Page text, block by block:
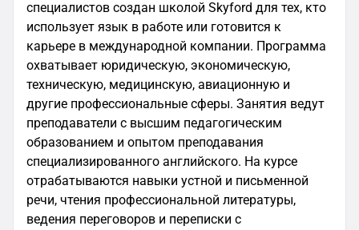
специалистов создан школой Skyford для тех, кто
использует язык в работе или готовится к
карьере в международной компании. Программа
охватывает юридическую, экономическую,
техническую, медицинскую, авиационную и
другие профессиональные сферы. Занятия ведут
преподаватели с высшим педагогическим
образованием и опытом преподавания
специализированного английского. На курсе
отрабатываются навыки устной и письменной
речи, чтения профессиональной литературы,
ведения переговоров и переписки с